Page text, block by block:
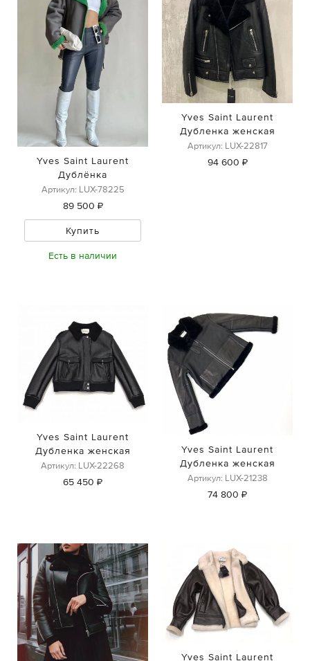
Yves Saint Laurent
Дублёнка
Артикул: LUX-78225
89 500 ₽
Купить
Есть в наличии
Yves Saint Laurent
Дубленка женская
Артикул: LUX-22817
94 600 ₽
Yves Saint Laurent
Дубленка женская
Артикул: LUX-22268
65 450 ₽
Yves Saint Laurent
Дубленка женская
Артикул: LUX-21238
74 800 ₽
Yves Saint Laurent